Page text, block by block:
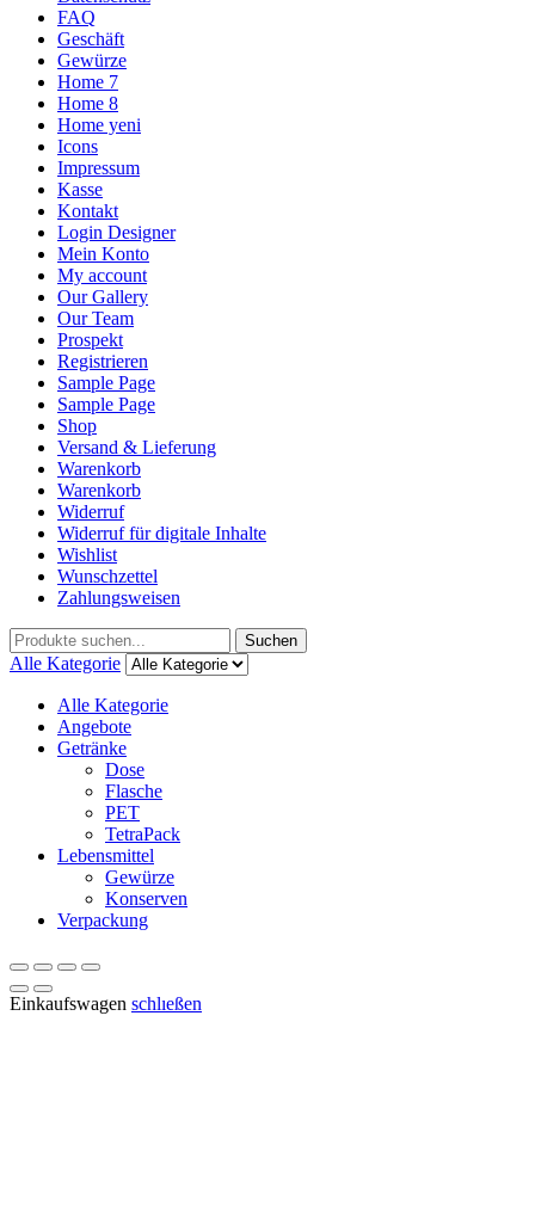
FAQ
Geschäft
Gewürze
Home 7
Home 8
Home yeni
Icons
Impressum
Kasse
Kontakt
Login Designer
Mein Konto
My account
Our Gallery
Our Team
Prospekt
Registrieren
Sample Page
Sample Page
Shop
Versand & Lieferung
Warenkorb
Warenkorb
Widerruf
Widerruf für digitale Inhalte
Wishlist
Wunschzettel
Zahlungsweisen
Suchen
nach:
Suchen
Alle Kategorie
Alle Kategorie
Angebote
Getränke
Dose
Flasche
PET
TetraPack
Lebensmittel
Gewürze
Konserven
Verpackung
Einkaufswagen schlıeßen